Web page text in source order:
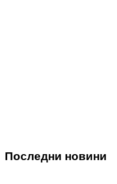
Последни новини